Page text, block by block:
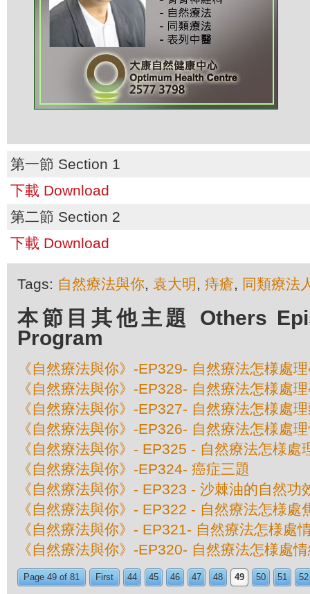
第一節 Section 1
下載 Download
第二節 Section 2
下載 Download
Tags: 自然療法與你, 袁大明 , 痔瘡, 同類療法
本節目其他主題 Others
Program
《自然療法與你》-EP329- 自然療法怎様處
《自然療法與你》-EP328- 自然療法怎様處
《自然療法與你》-EP327- 自然療法怎様處
《自然療法與你》-EP326- 自然療法怎様處
《自然療法與你》- EP325 - 自然療法怎様處
《自然療法與你》-EP324- 癌症三題
《自然療法與你》- EP323 - 沙棘油的自然功
《自然療法與你》- EP322 - 自然療法怎様處
《自然療法與你》- EP321- 自然療法怎様處
《自然療法與你》-EP320- 自然療法怎様處
Page 49 of 81 First 44 45 46 47 48 49 50 51 52